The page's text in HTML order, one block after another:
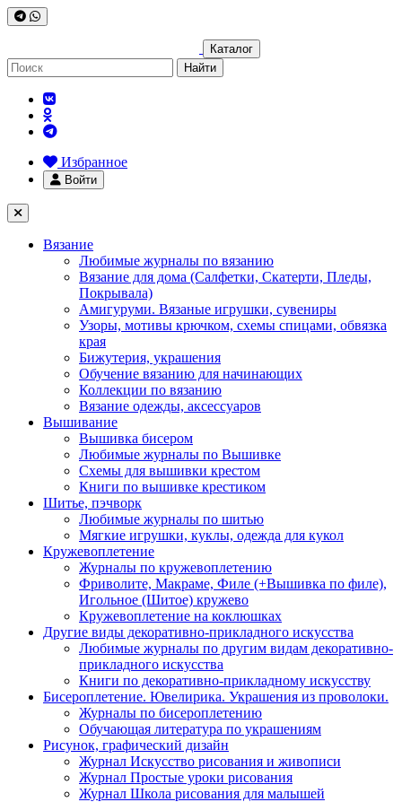
Каталог
Найти
Избранное
Войти
Вязание
Любимые журналы по вязанию
Вязание для дома (Салфетки, Скатерти, Пледы,
Покрывала)
Амигуруми. Вязаные игрушки, сувениры
Узоры, мотивы крючком, схемы спицами, обвязка
края
Бижутерия, украшения
Обучение вязанию для начинающих
Коллекции по вязанию
Вязание одежды, аксессуаров
Вышивание
Вышивка бисером
Любимые журналы по Вышивке
Схемы для вышивки крестом
Книги по вышивке крестиком
Шитье, пэчворк
Любимые журналы по шитью
Мягкие игрушки, куклы, одежда для кукол
Кружевоплетение
Журналы по кружевоплетению
Фриволите, Макраме, Филе (+Вышивка по филе),
Игольное (Шитое) кружево
Кружевоплетение на коклюшках
Другие виды декоративно-прикладного искусства
Любимые журналы по другим видам декоративно-
прикладного искусства
Книги по декоративно-прикладному искусству
Бисероплетение. Ювелирика. Украшения из проволоки.
Журналы по бисероплетению
Обучающая литература по украшениям
Рисунок, графический дизайн
Журнал Искусство рисования и живописи
Журнал Простые уроки рисования
Журнал Школа рисования для малышей